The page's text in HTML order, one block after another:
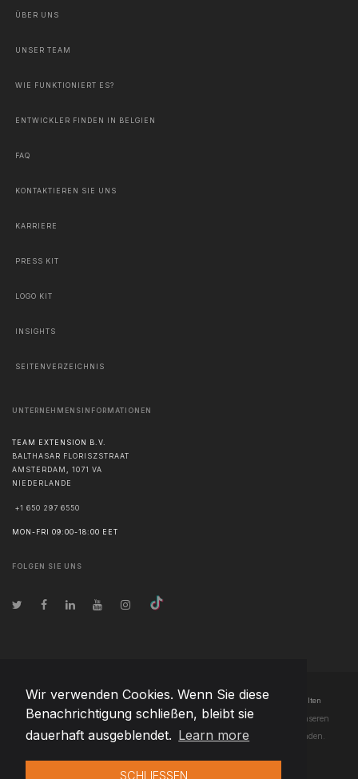
Wir verwenden Cookies. Wenn Sie diese
Benachrichtigung schließen, bleibt sie
dauerhaft ausgeblendet. Learn more
SCHLIESSEN
ÜBER UNS
UNSER TEAM
WIE FUNKTIONIERT ES?
ENTWICKLER FINDEN IN BELGIEN
FAQ
KONTAKTIEREN SIE UNS
KARRIERE
PRESS KIT
LOGO KIT
INSIGHTS
SEITENVERZEICHNIS
UNTERNEHMENSINFORMATIONEN
TEAM EXTENSION B.V.
BALTHASAR FLORISZSTRAAT
AMSTERDAM , 1071 VA
NIEDERLANDE
+1 650 297 6550
MON-FRI 09:00-18:00 EET
FOLGEN SIE UNS
© Urheberrecht2026 Team Extension B.V. Belgium- Alle Rechte vorbehalten
Changelog● Durch die Nutzung dieser Website erklären Sie sich mit unseren
Nutzungsbedingungen und unserer Datenschutzerklärung einverstanden.